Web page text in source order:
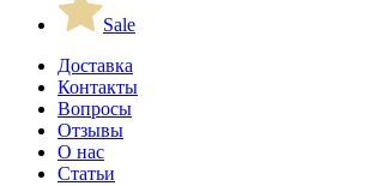
Sale
Доставка
Контакты
Вопросы
Отзывы
О нас
Статьи